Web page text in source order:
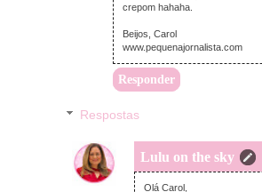
crepom hahaha.
Beijos, Carol
www.pequenajornalista.com
Responder
Respostas
Lulu on the sky
terça-
Olá Carol,